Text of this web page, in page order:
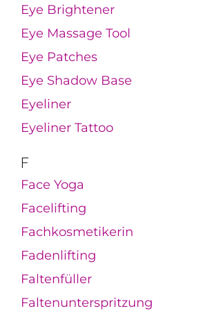
Eye Brightener
Eye Massage Tool
Eye Patches
Eye Shadow Base
Eyeliner
Eyeliner Tattoo
F
Face Yoga
Facelifting
Fachkosmetikerin
Fadenlifting
Faltenfüller
Faltenunterspritzung